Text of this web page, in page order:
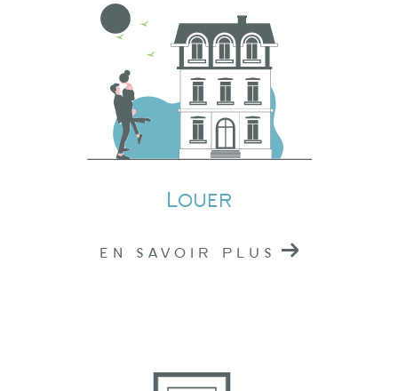
Chez Logidéal, nous sommes là pour vous
accompagner dans la réalisation de vos
projets immobiliers. En nous choisissant, vous
faites le choix de la qualité, de la confiance et
de l'engagement. Nous sommes votre partenaire
immobilier de confiance dans l'Ouest
Louer
EN SAVOIR PLUS